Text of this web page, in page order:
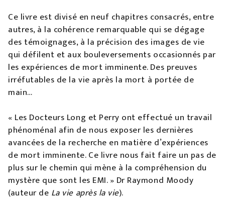
Ce livre est divisé en neuf chapitres consacrés, entre
autres, à la cohérence remarquable qui se dégage
des témoignages, à la précision des images de vie
qui défilent et aux bouleversements occasionnés par
les expériences de mort imminente. Des preuves
irréfutables de la vie après la mort à portée de
main…
« Les Docteurs Long et Perry ont effectué un travail
phénoménal afin de nous exposer les dernières
avancées de la recherche en matière d’expériences
de mort imminente. Ce livre nous fait faire un pas de
plus sur le chemin qui mène à la compréhension du
mystère que sont les EMI. » Dr Raymond Moody
(auteur de La vie après la vie).